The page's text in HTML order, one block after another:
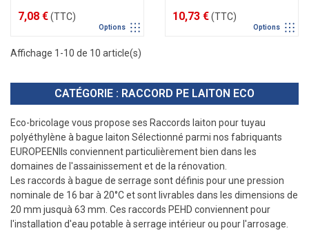
7,08 €(TTC)
Options
10,73 €(TTC)
Options
Affichage 1-10 de 10 article(s)
CATÉGORIE : RACCORD PE LAITON ECO
Eco-bricolage vous propose ses Raccords laiton pour tuyau
polyéthylène à bague laiton Sélectionné parmi nos fabriquants
EUROPEEN Ils conviennent particulièrement bien dans les
domaines de l'assainissement et de la rénovation.
Les raccords à bague de serrage sont définis pour une pression
nominale de 16 bar à 20°C et sont livrables dans les dimensions de
20 mm jusquà 63 mm. Ces raccords PEHD conviennent pour
l'installation d'eau potable à serrage intérieur ou pour l'arrosage.